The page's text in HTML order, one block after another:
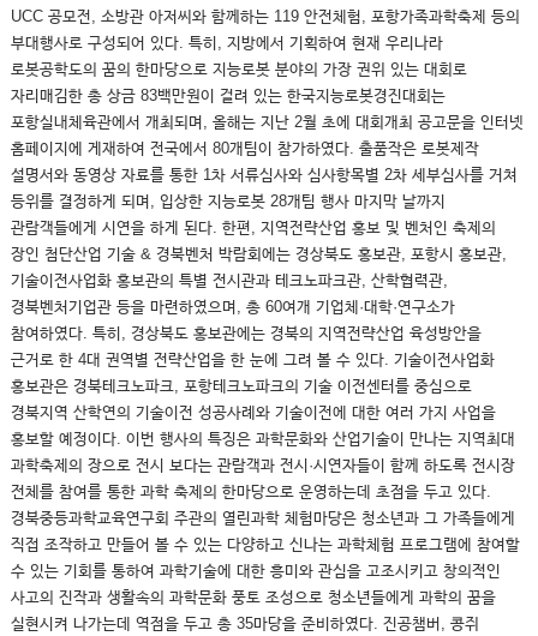
UCC 공모전, 소방관 아저씨와 함께하는 119 안전체험, 포항가족과학축제 등의
부대행사로 구성되어 있다. 특히, 지방에서 기획하여 현재 우리나라
로봇공학도의 꿈의 한마당으로 지능로봇 분야의 가장 권위 있는 대회로
자리매김한 총 상금 83백만원이 걸려 있는 한국지능로봇경진대회는
포항실내체육관에서 개최되며, 올해는 지난 2월 초에 대회개최 공고문을 인터넷
홈페이지에 게재하여 전국에서 80개팀이 참가하였다. 출품작은 로봇제작
설명서와 동영상 자료를 통한 1차 서류심사와 심사항목별 2차 세부심사를 거쳐
등위를 결정하게 되며, 입상한 지능로봇 28개팀 행사 마지막 날까지
관람객들에게 시연을 하게 된다. 한편, 지역전략산업 홍보 및 벤처인 축제의
장인 첨단산업 기술 & 경북벤처 박람회에는 경상북도 홍보관, 포항시 홍보관,
기술이전사업화 홍보관의 특별 전시관과 테크노파크관, 산학협력관,
경북벤처기업관 등을 마련하였으며, 총 60여개 기업체·대학·연구소가
참여하였다. 특히, 경상북도 홍보관에는 경북의 지역전략산업 육성방안을
근거로 한 4대 권역별 전략산업을 한 눈에 그려 볼 수 있다. 기술이전사업화
홍보관은 경북테크노파크, 포항테크노파크의 기술 이전센터를 중심으로
경북지역 산학연의 기술이전 성공사례와 기술이전에 대한 여러 가지 사업을
홍보할 예정이다. 이번 행사의 특징은 과학문화와 산업기술이 만나는 지역최대
과학축제의 장으로 전시 보다는 관람객과 전시·시연자들이 함께 하도록 전시장
전체를 참여를 통한 과학 축제의 한마당으로 운영하는데 초점을 두고 있다.
경북중등과학교육연구회 주관의 열린과학 체험마당은 청소년과 그 가족들에게
직접 조작하고 만들어 볼 수 있는 다양하고 신나는 과학체험 프로그램에 참여할
수 있는 기회를 통하여 과학기술에 대한 흥미와 관심을 고조시키고 창의적인
사고의 진작과 생활속의 과학문화 풍토 조성으로 청소년들에게 과학의 꿈을
실현시켜 나가는데 역점을 두고 총 35마당을 준비하였다. 진공챔버, 콩쥐